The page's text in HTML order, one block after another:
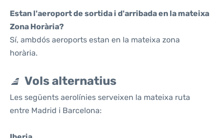
Estan l'aeroport de sortida i d'arribada en la mateixa
Zona Horària?
Sí, ambdós aeroports estan en la mateixa zona
horària.
Vols alternatius
Les següents aerolínies serveixen la mateixa ruta
entre Madrid i Barcelona: